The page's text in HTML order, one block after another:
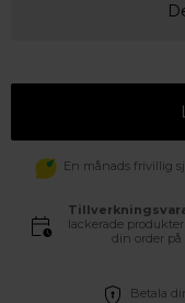
En månads frivillig
lackerade
din order på
Betala